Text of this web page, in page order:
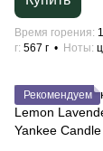
Время горения
г 567 г Ноты
Рекомендуем